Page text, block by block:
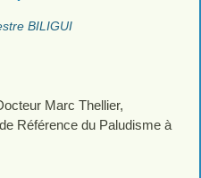
BILIGUI
Marc Thellier,
Référence du Paludisme à